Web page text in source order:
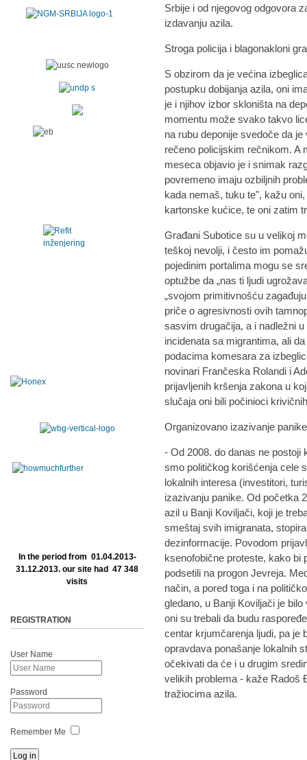
Srbije i od njegovog odgovora
izdavanju azila.
Stroga policija i blagonakloni
S obzirom da je većina
postupku dobijanja azila, oni
je i njihov izbor skloništa na
momentu može svako takvo
na rubu deponije svedoče da
rečeno policijskim rečnikom. A
meseca objavio je i snimak
povremeno imaju ozbiljnih
kada nemaš, tuku te", kažu
kartonske kućice, te oni zatim
Građani Subotice su u velikoj
teškoj nevolji, i često im
pojedinim portalima mogu se
optužbe da „nas ti ljudi
„svojom primitivnošću
priče o agresivnosti ovih
sasvim drugačija, a i nadležni
incidenata sa migrantima, ali
podacima komesara za
novinari Frančeska Rolandi i
prijavljenih kršenja zakona u
slučaja oni bili počinioci
Organizovano izazivanje panike
- Od 2008. do danas ne postoji
smo političkog korišćenja cele
lokalnih interesa (investitori,
izazivanju panike. Od početka
azil u Banji Koviljači, koji je
smeštaj svih imigranata,
dezinformacije. Povodom
ksenofobične proteste, kako bi
podsetili na progon Jevreja.
način, a pored toga i na
gledano, u Banji Koviljači je
oni su trebali da budu
centar krjumčarenja ljudi, pa je
opravdava ponašanje lokalnih
očekivati da će i u drugim
velikih problema - kaže Radoš
tražiocima azila.
In the period from 01.04.2013-
31.12.2013. our site had 47 348
visits
REGISTRATION
User Name
Password
Remember Me